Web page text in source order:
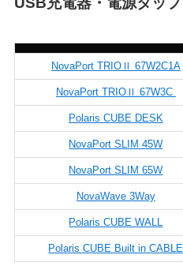
NovaPort TRIOⅡ 67W2C1A
NovaPort TRIOⅡ 67W3C
Polaris CUBE DESK
NovaPort SLIM 45W
NovaPort SLIM 65W
NovaWave 3Way
Polaris CUBE WALL
Polaris CUBE Built in CABLE